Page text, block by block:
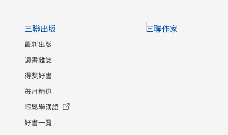
三聯出版
最新出版
讀書雜誌
得獎好書
每月精選
輕鬆學漢語
好書一覽
三聯作家